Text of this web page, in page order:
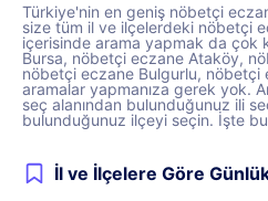
Türkiye'nin en geniş nöbetçi
size tüm il ve ilçelerdeki nöbetçi
içerisinde arama yapmak da çok
Bursa, nöbetçi eczane Ataköy,
nöbetçi eczane Bulgurlu, nöbetçi
aramalar yapmanıza gerek yok.
seç alanından bulunduğunuz ili
bulunduğunuz ilçeyi seçin. İşte
İl ve İlçelere Göre